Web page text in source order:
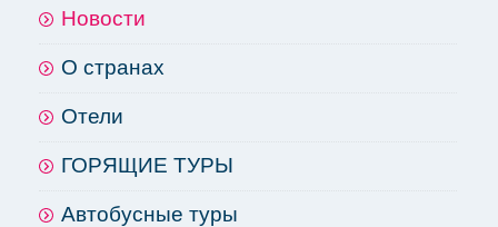
Новости
О странах
Отели
ГОРЯЩИЕ ТУРЫ
Автобусные туры